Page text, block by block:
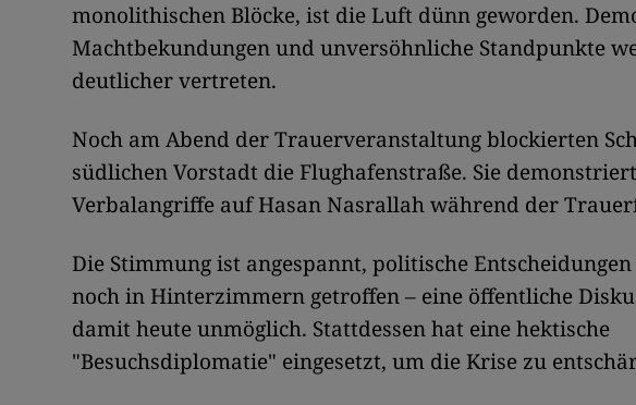
monolithischen Blöcke, ist die Luft dünn geworden.
Machtbekundungen und unversöhnliche Standpunkte
deutlicher vertreten.
Noch am Abend der Trauerveranstaltung blockierten
südlichen Vorstadt die Flughafenstraße. Sie
Verbalangriffe auf Hasan Nasrallah während der
Die Stimmung ist angespannt, politische
noch in Hinterzimmern getroffen – eine öffentliche
damit heute unmöglich. Stattdessen hat eine hektische
"Besuchsdiplomatie" eingesetzt, um die Krise zu